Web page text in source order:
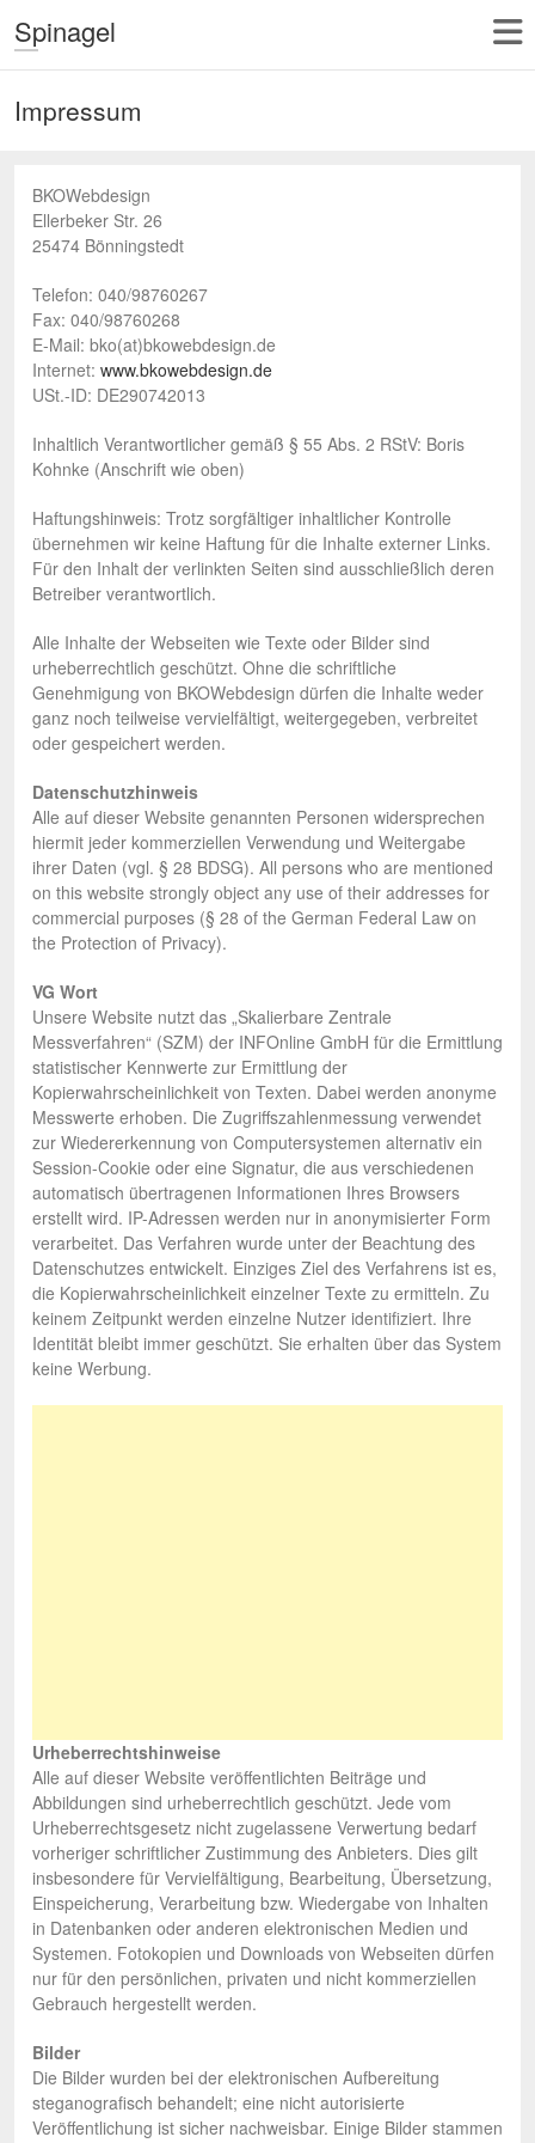
Spinagel
Impressum
BKOWebdesign
Ellerbeker Str. 26
25474 Bönningstedt
Telefon: 040/98760267
Fax: 040/98760268
E-Mail: bko(at)bkowebdesign.de
Internet: www.bkowebdesign.de
USt.-ID: DE290742013
Inhaltlich Verantwortlicher gemäß § 55 Abs. 2 RStV: Boris
Kohnke (Anschrift wie oben)
Haftungshinweis: Trotz sorgfältiger inhaltlicher Kontrolle
übernehmen wir keine Haftung für die Inhalte externer Links.
Für den Inhalt der verlinkten Seiten sind ausschließlich deren
Betreiber verantwortlich.
Alle Inhalte der Webseiten wie Texte oder Bilder sind
urheberrechtlich geschützt. Ohne die schriftliche
Genehmigung von BKOWebdesign dürfen die Inhalte weder
ganz noch teilweise vervielfältigt, weitergegeben, verbreitet
oder gespeichert werden.
Datenschutzhinweis
Alle auf dieser Website genannten Personen widersprechen
hiermit jeder kommerziellen Verwendung und Weitergabe
ihrer Daten (vgl. § 28 BDSG). All persons who are mentioned
on this website strongly object any use of their addresses for
commercial purposes (§ 28 of the German Federal Law on
the Protection of Privacy).
VG Wort
Unsere Website nutzt das „Skalierbare Zentrale
Messverfahren“ (SZM) der INFOnline GmbH für die Ermittlung
statistischer Kennwerte zur Ermittlung der
Kopierwahrscheinlichkeit von Texten. Dabei werden anonyme
Messwerte erhoben. Die Zugriffszahlenmessung verwendet
zur Wiedererkennung von Computersystemen alternativ ein
Session-Cookie oder eine Signatur, die aus verschiedenen
automatisch übertragenen Informationen Ihres Browsers
erstellt wird. IP-Adressen werden nur in anonymisierter Form
verarbeitet. Das Verfahren wurde unter der Beachtung des
Datenschutzes entwickelt. Einziges Ziel des Verfahrens ist es,
die Kopierwahrscheinlichkeit einzelner Texte zu ermitteln. Zu
keinem Zeitpunkt werden einzelne Nutzer identifiziert. Ihre
Identität bleibt immer geschützt. Sie erhalten über das System
keine Werbung.
Urheberrechtshinweise
Alle auf dieser Website veröffentlichten Beiträge und
Abbildungen sind urheberrechtlich geschützt. Jede vom
Urheberrechtsgesetz nicht zugelassene Verwertung bedarf
vorheriger schriftlicher Zustimmung des Anbieters. Dies gilt
insbesondere für Vervielfältigung, Bearbeitung, Übersetzung,
Einspeicherung, Verarbeitung bzw. Wiedergabe von Inhalten
in Datenbanken oder anderen elektronischen Medien und
Systemen. Fotokopien und Downloads von Webseiten dürfen
nur für den persönlichen, privaten und nicht kommerziellen
Gebrauch hergestellt werden.
Bilder
Die Bilder wurden bei der elektronischen Aufbereitung
steganografisch behandelt; eine nicht autorisierte
Veröffentlichung ist sicher nachweisbar. Einige Bilder stammen